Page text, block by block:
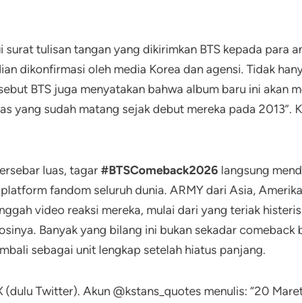
tulisan tangan yang dikirimkan BTS kepada para
dikonfirmasi oleh media Korea dan agensi. Tidak
BTS juga menyatakan bahwa album baru ini akan
yang sudah matang sejak debut mereka pada 2013”.
luas, tagar #BTSComeback2026 langsung
fandom seluruh dunia. ARMY dari Asia,
video reaksi mereka, mulai dari yang teriak
Banyak yang bilang ini bukan sekadar comeback
sebagai unit lengkap setelah hiatus panjang.
(dulu Twitter). Akun @kstans_quotes menulis: “20